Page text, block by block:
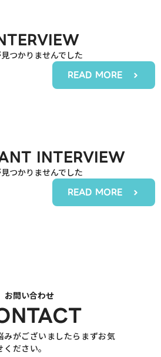
つかりませんでした
READ MORE
INTERVIEW
つかりませんでした
READ MORE
お問い合わせ
みがございましたらまずお気
ださい。